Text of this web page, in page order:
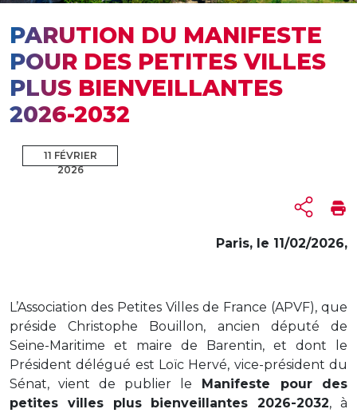
PARUTION DU MANIFESTE
POUR DES PETITES VILLES
PLUS BIENVEILLANTES
2026-2032
11 FÉVRIER
2026
Paris, le 11/02/2026,
L’Association des Petites Villes de France (APVF), que
préside Christophe Bouillon, ancien député de
Seine-Maritime et maire de Barentin, et dont le
Président délégué est Loïc Hervé, vice-président du
Sénat, vient de publier le Manifeste pour des
petites villes plus bienveillantes 2026-2032, à